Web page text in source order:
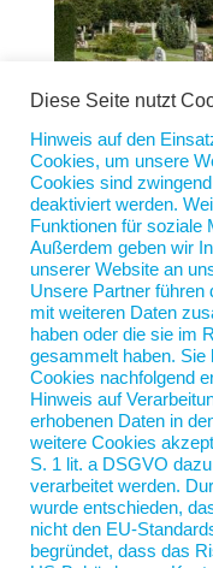
Wenn
vonJan Scherping
Und plötzlich ist er
ein Thema, auf
vorbereitet sind
oder ein Kollege
Firma damit
kein...
Diese Seite nutzt
Hinweis auf den
Cookies, um unsere
Cookies sind
deaktiviert werden.
Funktionen für soziale
Außerdem geben wir
unserer Website an
Unsere Partner führen
mit weiteren Daten
haben oder die sie im
gesammelt haben. Sie
Cookies nachfolgend
Hinweis auf
erhobenen Daten in
weitere Cookies
S. 1 lit. a DSGVO
verarbeitet werden.
wurde entschieden,
nicht den EU-
begründet, dass das